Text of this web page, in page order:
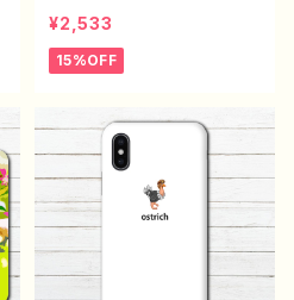
柄 動物 鳥 かっこい
い かわいい 可愛い レ
ディース 女子 個性的
11 AQUOS sense 4 5 6
Xperia Googlepixel
Galaxy Android ア
ンドロイド ケース ノンブ
の春 J1-9
¥2,533
15%OFF